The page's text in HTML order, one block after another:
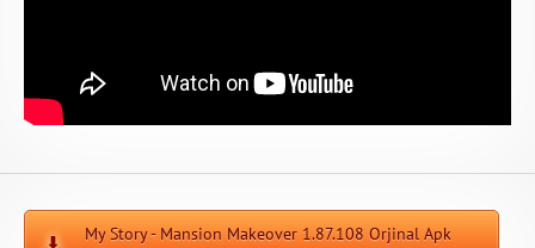
My Story - Mansion Makeover 1.87.108 Orjinal Apk